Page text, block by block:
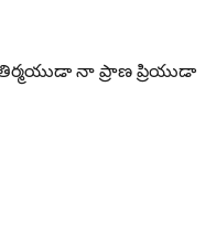
నా ప్రాణ ప్రియుడా